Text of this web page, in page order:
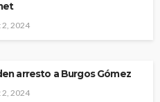
2, 2024
arresto a Burgos Gómez
2, 2024